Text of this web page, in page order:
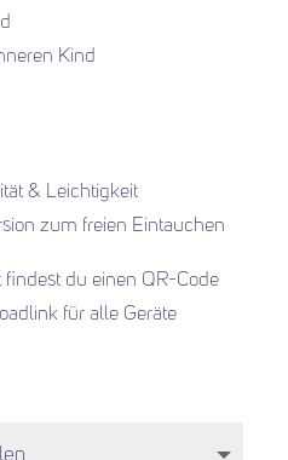
Kind
& Leichtigkeit
zum freien Eintauchen
findest du einen QR-Code
für alle Geräte